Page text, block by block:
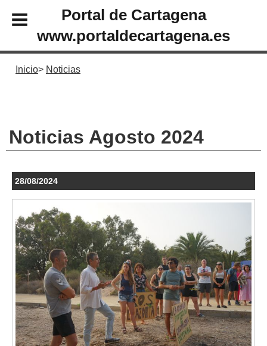
Portal de Cartagena
www.portaldecartagena.es
Inicio Noticias
Noticias Agosto 2024
28/08/2024